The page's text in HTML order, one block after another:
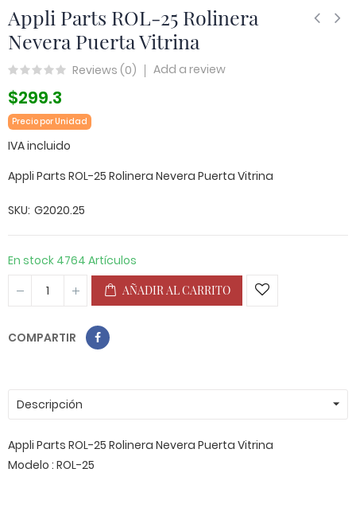
Appli Parts ROL-25 Rolinera
Nevera Puerta Vitrina
Reviews (0) Add a review
$299.3
Precio por Unidad
IVA incluido
Appli Parts ROL-25 Rolinera Nevera Puerta Vitrina
SKU G2020.25
En stock 4764 Artículos
AÑADIR AL CARRITO
COMPARTIR
Descripción
Appli Parts ROL-25 Rolinera Nevera Puerta Vitrina
Modelo : ROL-25